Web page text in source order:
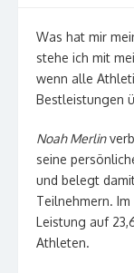
Was hat mir
stehe ich mit
wenn alle
Bestleistungen
Noah Merlin
seine
und belegt
Teilnehmern.
Leistung auf
Athleten.